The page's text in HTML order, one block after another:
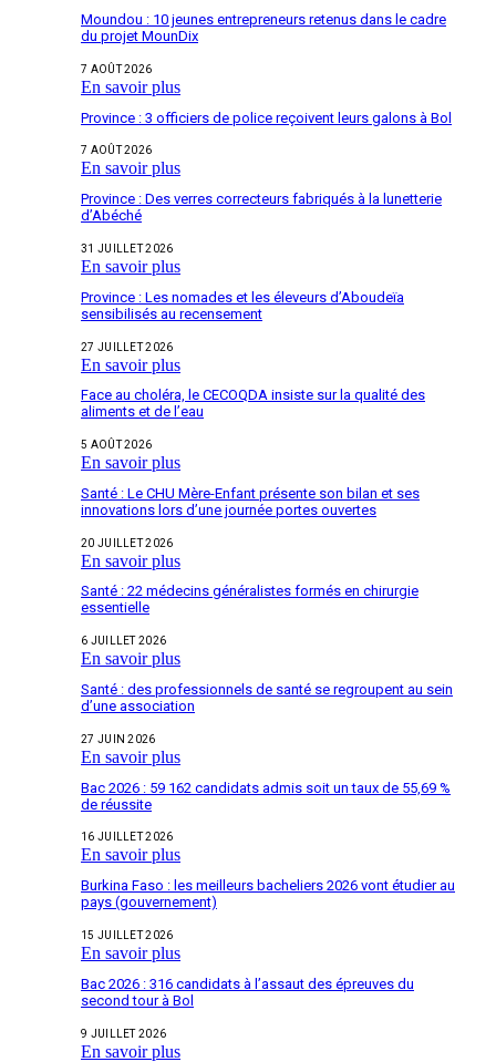
Moundou : 10 jeunes entrepreneurs retenus dans le cadre
du projet MounDix
7 AOÛT 2026
En savoir plus
Province : 3 officiers de police reçoivent leurs galons à Bol
7 AOÛT 2026
En savoir plus
Province : Des verres correcteurs fabriqués à la lunetterie
d’Abéché
31 JUILLET 2026
En savoir plus
Province : Les nomades et les éleveurs d’Aboudeïa
sensibilisés au recensement
27 JUILLET 2026
En savoir plus
Face au choléra, le CECOQDA insiste sur la qualité des
aliments et de l’eau
5 AOÛT 2026
En savoir plus
Santé : Le CHU Mère-Enfant présente son bilan et ses
innovations lors d’une journée portes ouvertes
20 JUILLET 2026
En savoir plus
Santé : 22 médecins généralistes formés en chirurgie
essentielle
6 JUILLET 2026
En savoir plus
Santé : des professionnels de santé se regroupent au sein
d’une association
27 JUIN 2026
En savoir plus
Bac 2026 : 59 162 candidats admis soit un taux de 55,69 %
de réussite
16 JUILLET 2026
En savoir plus
Burkina Faso : les meilleurs bacheliers 2026 vont étudier au
pays (gouvernement)
15 JUILLET 2026
En savoir plus
Bac 2026 : 316 candidats à l’assaut des épreuves du
second tour à Bol
9 JUILLET 2026
En savoir plus